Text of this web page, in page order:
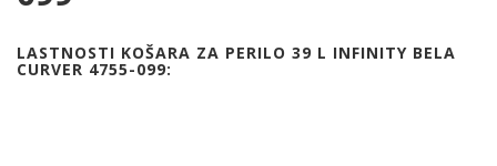
LASTNOSTI KOŠARA ZA PERILO 39 L INFINITY BELA
CURVER 4755-099: